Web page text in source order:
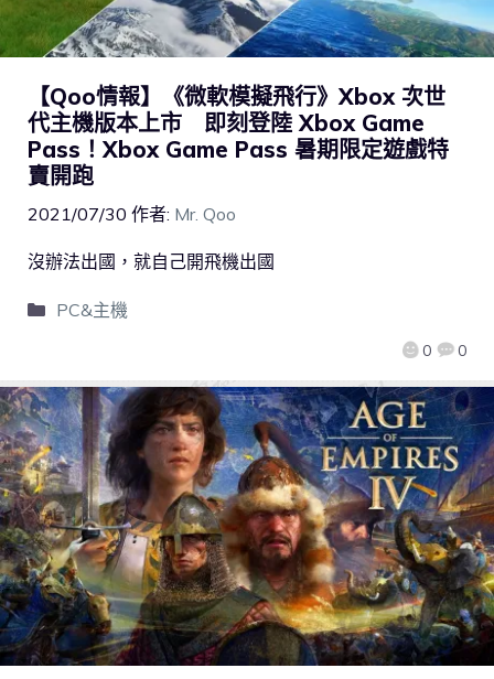
【Qoo情報】《微軟模擬飛行》Xbox 次世
代主機版本上市 即刻登陸 Xbox Game
Pass！Xbox Game Pass 暑期限定遊戲特
賣開跑
2021/07/30 作者: Mr. Qoo
0 0
沒辦法出國，就自己開飛機出國
PC&主機